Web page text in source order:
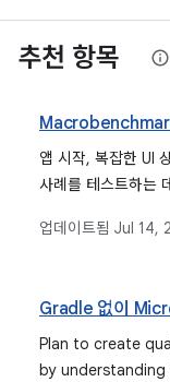
추천 항목
앱 시작, 복잡한 UI
사례를 테스트하는
업데이트됨 Jul 14,
Gradle 없이
Plan to create
by